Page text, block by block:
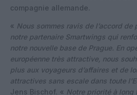
compagnie allemande.
« Nous sommes ravis de l’accord
notre partenaire Smartwings qui
notre nouvelle base de Prague. En
européenne très attractive, nous
plus aux voyageurs d’affaires et de
attractives sans escale dans toute
Jens Bischof. « Notre priorité à long